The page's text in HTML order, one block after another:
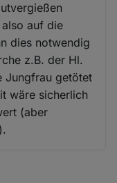
auf die
dies notwendig
z.B. der Hl.
Jungfrau getötet
wäre sicherlich
(aber